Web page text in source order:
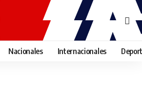
Nacionales Internacionales